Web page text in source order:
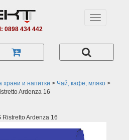
0898 434 442
Toggle
храни и напитки > Чай, кафе, мляко >
Ardenza 16
Ristretto Ardenza 16